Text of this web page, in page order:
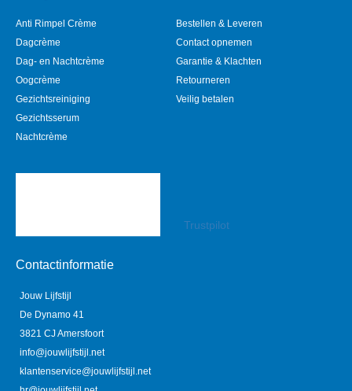
Anti Rimpel Crème
Dagcrème
Dag- en Nachtcrème
Oogcrème
Gezichtsreiniging
Gezichtsserum
Nachtcrème
Bestellen & Leveren
Contact opnemen
Garantie & Klachten
Retourneren
Veilig betalen
Trustpilot
Contactinformatie
Jouw Lijfstijl
De Dynamo 41
3821 CJ Amersfoort
info@jouwlijfstijl.net
klantenservice@jouwlijfstijl.net